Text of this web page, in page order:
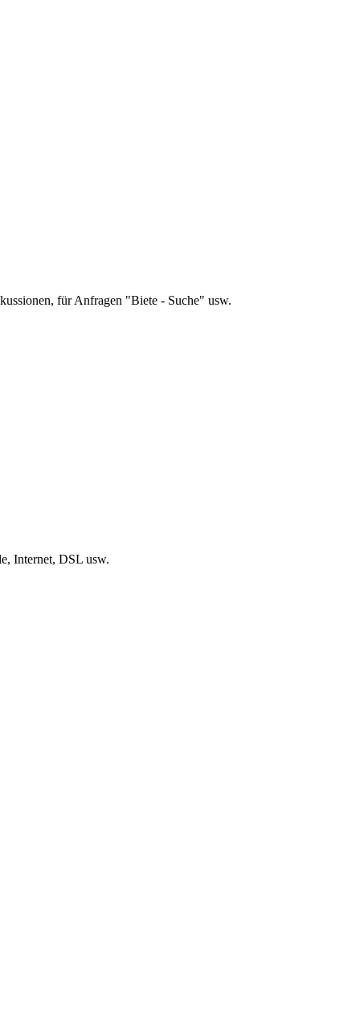
für Anfragen "Biete - Suche" usw.
Internet, DSL usw.